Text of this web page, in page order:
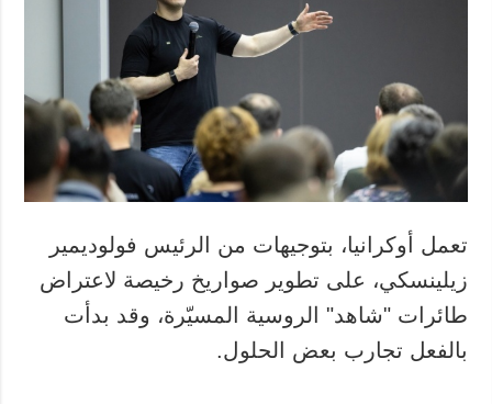
تعمل أوكرانيا، بتوجيهات من الرئيس فولوديمير
زيلينسكي، على تطوير صواريخ رخيصة لاعتراض
طائرات "شاهد" الروسية المسيّرة، وقد بدأت
بالفعل تجارب بعض الحلول.